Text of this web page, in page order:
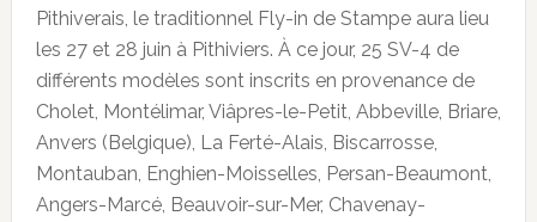
Pithiverais, le traditionnel Fly-in de Stampe aura lieu
les 27 et 28 juin à Pithiviers. À ce jour, 25 SV-4 de
différents modèles sont inscrits en provenance de
Cholet, Montélimar, Viâpres-le-Petit, Abbeville, Briare,
Anvers (Belgique), La Ferté-Alais, Biscarrosse,
Montauban, Enghien-Moisselles, Persan-Beaumont,
Angers-Marcé, Beauvoir-sur-Mer, Chavenay-